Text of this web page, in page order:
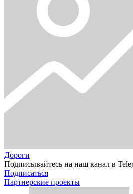
Дороги
Подписывайтесь на наш канал в
Подписаться
Партнерские проекты